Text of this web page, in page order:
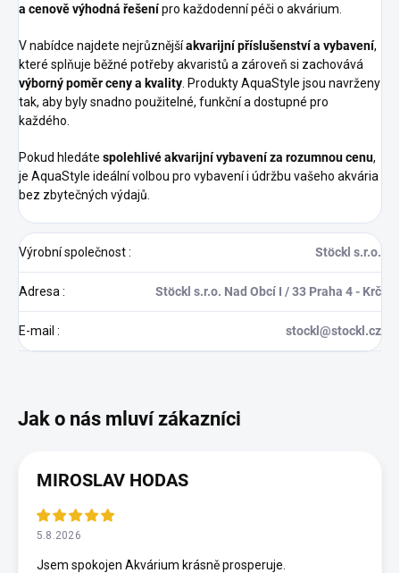
a cenově výhodná řešenípro každodenní péči o akvárium.
V nabídce najdete nejrůznějšíakvarijní příslušenství a vybavení,
které splňuje běžné potřeby akvaristů a zároveň si zachovává
výborný poměr ceny a kvality . Produkty AquaStyle jsou navrženy
tak, aby byly snadno použitelné, funkční a dostupné pro
každého.
Pokud hledáte spolehlivé akvarijní vybavení za rozumnou cenu,
je AquaStyle ideální volbou pro vybavení i údržbu vašeho akvária
bez zbytečných výdajů.
Výrobní společnost: Stöckl s.r.o.
Adresa : Stöckl s.r.o. Nad Obcí I / 33 Praha 4 - Krč
E-mail : stockl@stockl.cz
MIROSLAV HODAS
5.8.2026
Jsem spokojen Akvárium krásně prosperuje.